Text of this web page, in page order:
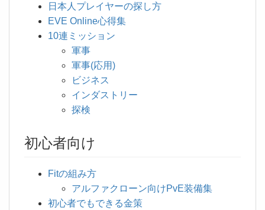
日本人プレイヤーの探し方
EVE Online心得集
10連ミッション
軍事
軍事(応用)
ビジネス
インダストリー
探検
初心者向け
Fitの組み方
アルファクローン向けPvE装備集
初心者でもできる金策